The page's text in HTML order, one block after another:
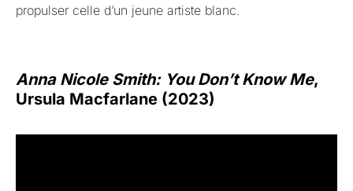
propulser celle d’un jeune artiste blanc.
Anna Nicole Smith: You Don’t Know Me,
Ursula Macfarlane (2023)